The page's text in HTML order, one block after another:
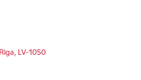
LV-1050